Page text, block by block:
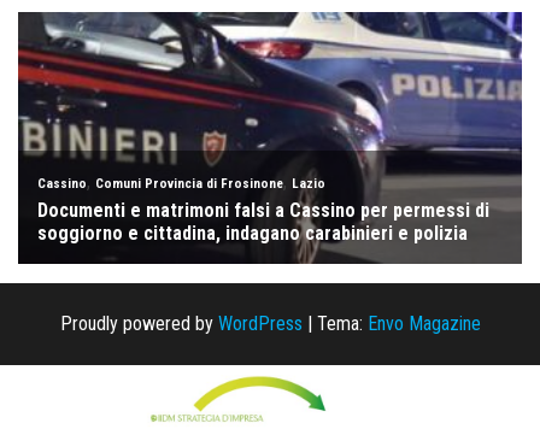
Proudly powered by WordPress | Tema: Envo Magazine